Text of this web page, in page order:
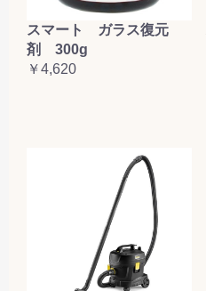
スマート ガラス復元
剤 300g
￥4,620